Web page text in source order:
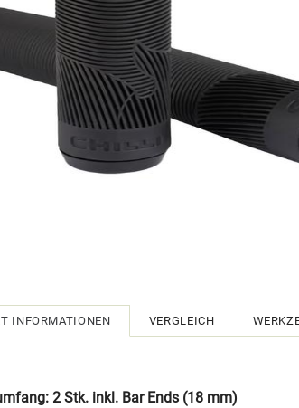
INFORMATIONEN VERGLEICH
2 Stk. inkl. Bar Ends (18 mm)